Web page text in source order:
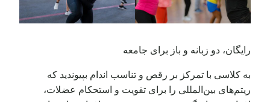
رایگان، دو زبانه و باز برای جامعه
به کلاسی با تمرکز بر رقص و تناسب اندام بپیوندید که
ریتم‌های بین‌المللی را برای تقویت و استحکام عضلات،